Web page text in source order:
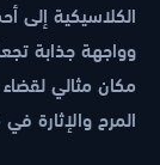
الكلاسيكية إلى
وواجهة جذابة
مكان مثالي
المرح والإثارة